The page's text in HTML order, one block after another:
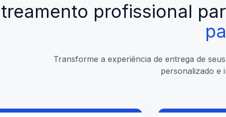
profissional
Transforme a experiência de entrega de
personalizado e